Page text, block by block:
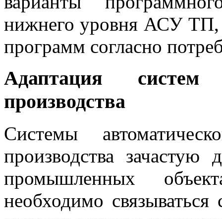
нижнего уровня АСУ ТП,
программ согласно
Адаптация систем
производства
Системы
производства
промышленных
необходимо